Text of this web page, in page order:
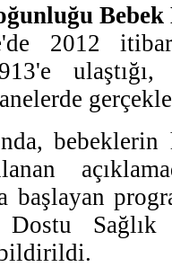
2012
bebeklerin
başlayan
Sağlık